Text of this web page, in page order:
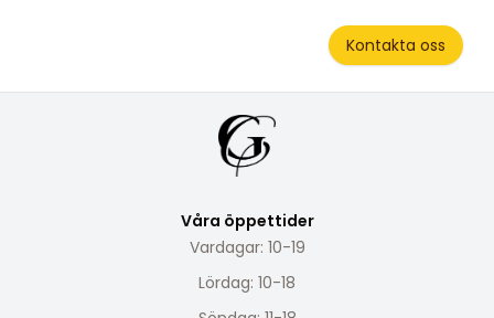
Kontakta oss
Våra öppettider
Vardagar: 10-19
Lördag: 10-18